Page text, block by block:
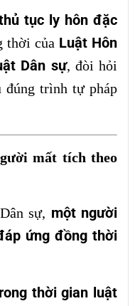
tục ly hôn đặc
thời của Luật Hôn
Dân sự, đòi hỏi
đúng trình tự pháp
mất tích theo
sự, một người
ứng đồng thời
thời gian luật